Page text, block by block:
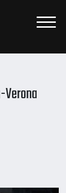
Verona